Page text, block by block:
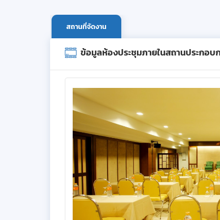
สถานที่จัดงาน
ข้อมูลห้องประชุมภายในสถานประกอบ